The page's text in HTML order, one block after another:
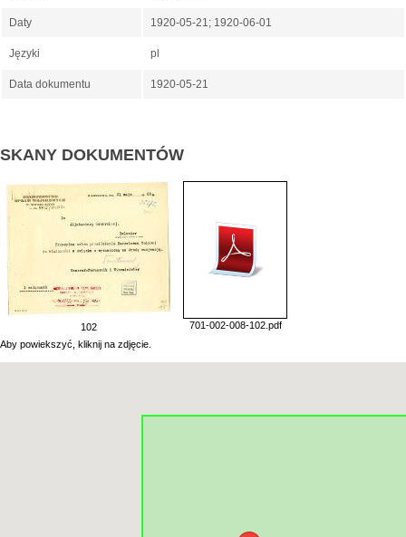
Daty 1920-05-21; 1920-06-01
Języki pl
Data dokumentu 1920-05-21
SKANY DOKUMENTÓW
102
701-002-008-102.pdf
Aby powiekszyć, kliknij na zdjęcie.